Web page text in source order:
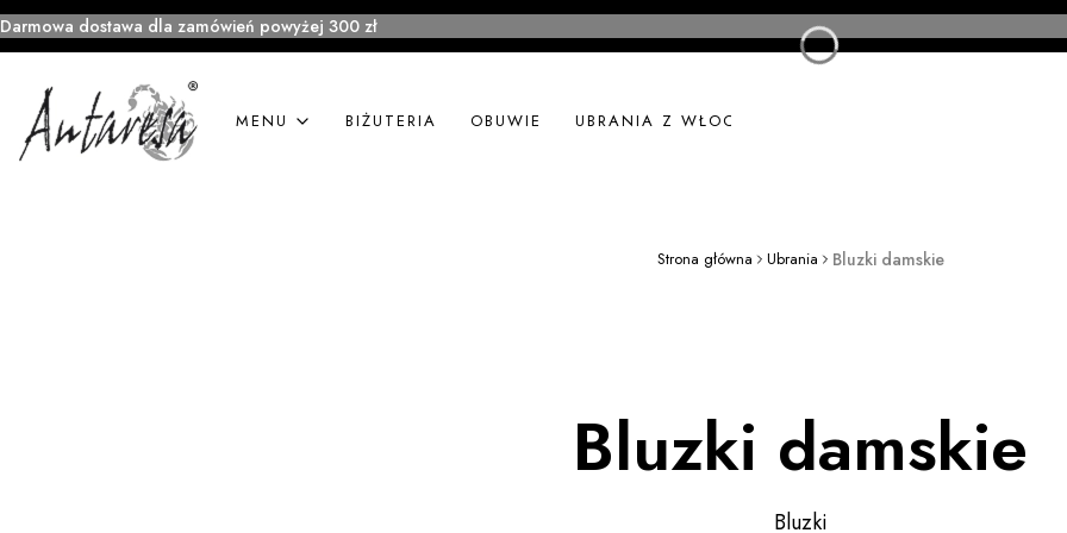
Darmowa dostawa dla zamówień powyżej 300 zł
MENU BIŻUTERIA OBUWIE UBRANIA Z WŁOCH
Strona główna Ubrania Bluzki damskie
Bluzki damskie
Bluzki